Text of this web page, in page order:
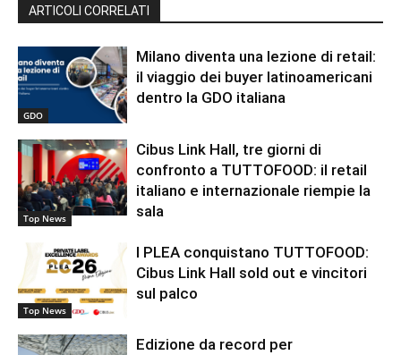
ARTICOLI CORRELATI
GDO
Milano diventa una lezione di retail:
il viaggio dei buyer latinoamericani
dentro la GDO italiana
Top News
Cibus Link Hall, tre giorni di
confronto a TUTTOFOOD: il retail
italiano e internazionale riempie la
sala
Top News
I PLEA conquistano TUTTOFOOD:
Cibus Link Hall sold out e vincitori
sul palco
Edizione da record per